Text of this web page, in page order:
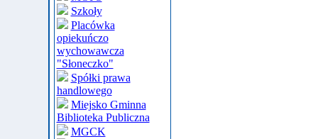
Szkoły
Placówka
opiekuńczo
wychowawcza
"Słoneczko"
Spółki prawa
handlowego
Miejsko Gminna
Biblioteka Publiczna
MGCK